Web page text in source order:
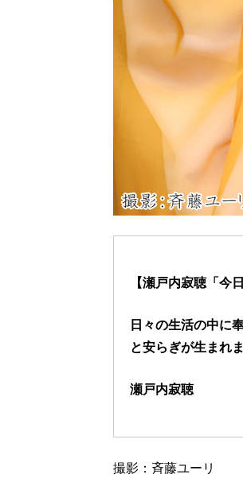
【瀬戸内寂聴「今
日々の生活の中に
と安らぎが生まれ
瀬戸内寂聴
撮影：斉藤ユーリ